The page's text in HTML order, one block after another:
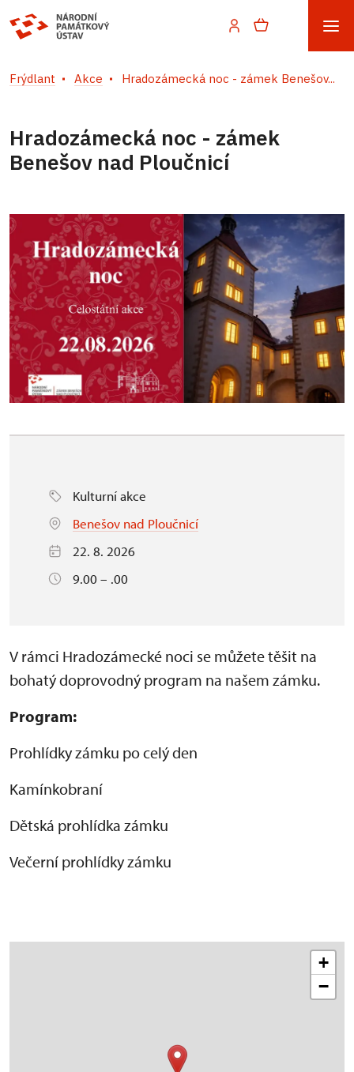
Frýdlant Akce Hradozámecká noc - zámek Benešov...
Hradozámecká noc - zámek
Benešov nad Ploučnicí
Kulturní akce
Benešov nad Ploučnicí
22. 8. 2026
9.00 – .00
V rámci Hradozámecké noci se můžete těšit na
bohatý doprovodný program na našem zámku.
Program:
Prohlídky zámku po celý den
Kamínkobraní
Dětská prohlídka zámku
Večerní prohlídky zámku
+
−